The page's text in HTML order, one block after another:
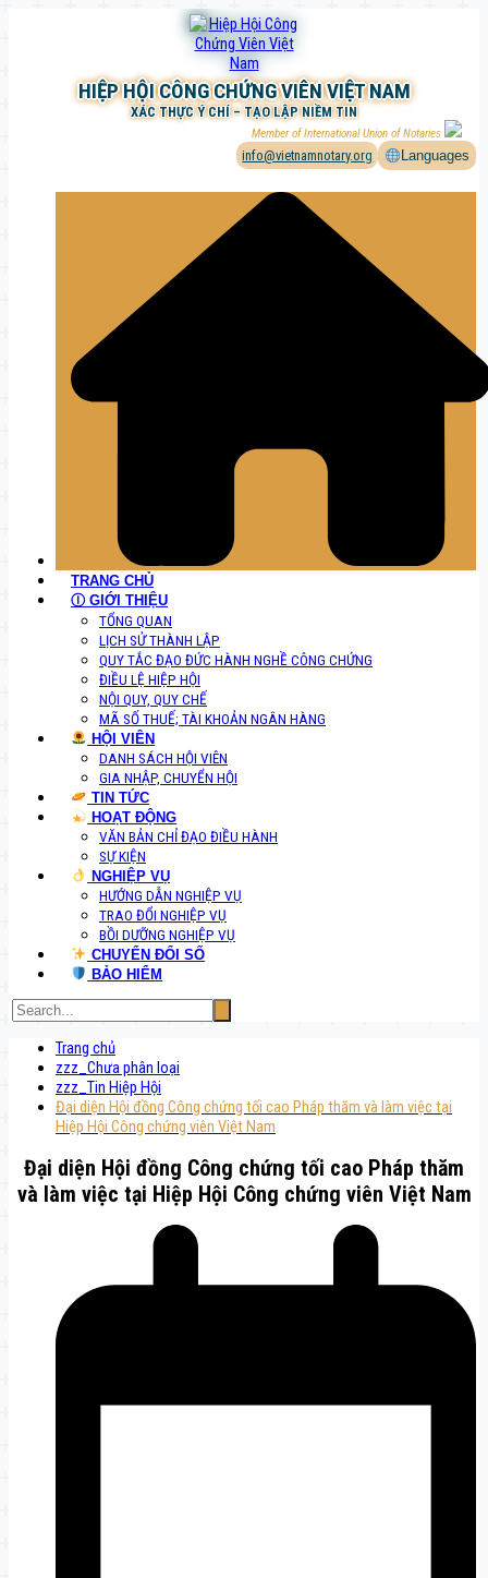
HIỆP HỘI CÔNG CHỨNG VIÊN VIỆT NAM
XÁC THỰC Ý CHÍ – TẠO LẬP NIỀM TIN
Member of International Union of Notaries
info@vietnamnotary.org Languages
TRANG CHỦ
Ⓘ GIỚI THIỆU
TỔNG QUAN
LỊCH SỬ THÀNH LẬP
QUY TẮC ĐẠO ĐỨC HÀNH NGHỀ CÔNG CHỨNG
ĐIỀU LỆ HIỆP HỘI
NỘI QUY, QUY CHẾ
MÃ SỐ THUẾ; TÀI KHOẢN NGÂN HÀNG
HỘI VIÊN
DANH SÁCH HỘI VIÊN
GIA NHẬP, CHUYỂN HỘI
TIN TỨC
HOẠT ĐỘNG
VĂN BẢN CHỈ ĐẠO ĐIỀU HÀNH
SỰ KIỆN
NGHIỆP VỤ
HƯỚNG DẪN NGHIỆP VỤ
TRAO ĐỔI NGHIỆP VỤ
BỒI DƯỠNG NGHIỆP VỤ
CHUYỂN ĐỔI SỐ
BẢO HIỂM
Trang chủ
zzz_Chưa phân loại
zzz_Tin Hiệp Hội
Đại diện Hội đồng Công chứng tối cao Pháp thăm và làm việc tại
Hiệp Hội Công chứng viên Việt Nam
Đại diện Hội đồng Công chứng tối cao Pháp thăm
và làm việc tại Hiệp Hội Công chứng viên Việt Nam